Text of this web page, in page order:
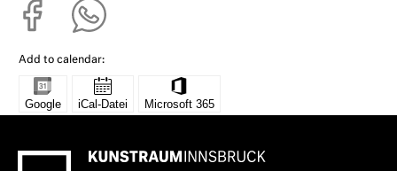
Add to calendar: